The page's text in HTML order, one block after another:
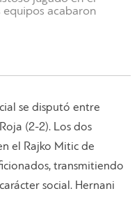
equipos acabaron
se disputó entre
(2-2). Los dos
el Rajko Mitic de
transmitiendo
social. Hernani